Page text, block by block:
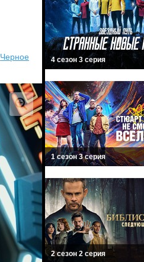
Черное
4 сезон 3 серия
1 сезон 3 серия
2 сезон 2 серия